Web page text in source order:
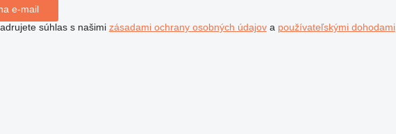
e-mail
súhlas s našimi zásadami ochrany osobných údajova používateľskými dohodami.